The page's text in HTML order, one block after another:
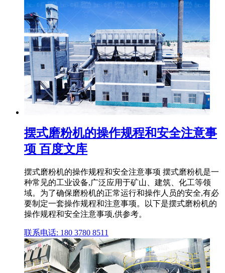
摆式磨粉机的操作规程和安全注意事
项 百度文库
摆式磨粉机的操作规程和安全注意事项 摆式磨粉机是一
种常见的工业设备,广泛应用于矿山、建筑、化工等领
域。为了确保磨粉机的正常运行和操作人员的安全,有必
要制定一套操作规程和注意事项。以下是摆式磨粉机的
操作规程和安全注意事项,供参考。
联系电话: 180 3780 8511